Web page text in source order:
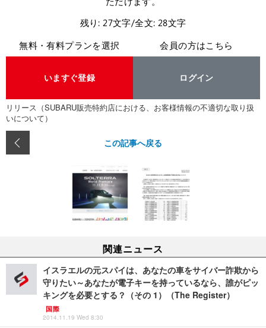
残り: 27文字/全文: 28文字
無料・有料プランを選択
いますぐ登録
会員の方はこちら
ログイン
リリース（SUBARU販売特約店における、お客様情報の不適切な取り扱
いについて）
この記事へ戻る
関連ニュース
イスラエルの元スパイは、あなたの車をサイバー詐欺から
守りたい～あなたが電子キーを持っているなら、誰がピッ
キングを必要とする？（その 1）（The Register）
国際
2014.11.19 Wed 8:30